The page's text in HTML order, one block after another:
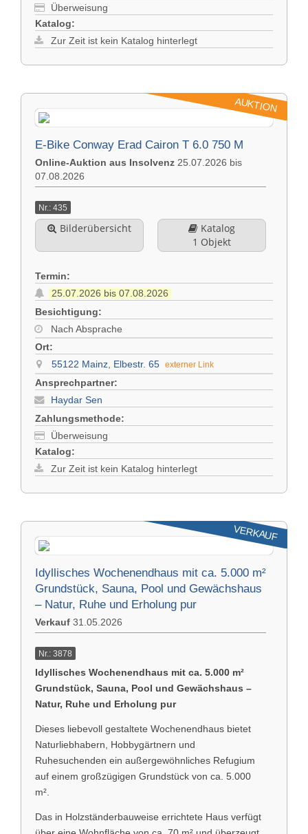
Überweisung
Katalog:
Zur Zeit ist kein Katalog hinterlegt
AUKTION
E-Bike Conway Erad Cairon T 6.0 750 M
Online-Auktion aus Insolvenz 25.07.2026 bis
07.08.2026
Nr.: 435
Bilderübersicht
Katalog
1 Objekt
Termin:
25.07.2026 bis 07.08.2026
Besichtigung:
Nach Absprache
Ort:
55122 Mainz, Elbestr. 65
externer Link
Ansprechpartner:
Haydar Sen
Zahlungsmethode:
Überweisung
Katalog:
Zur Zeit ist kein Katalog hinterlegt
VERKAUF
Idyllisches Wochenendhaus mit ca. 5.000 m²
Grundstück, Sauna, Pool und Gewächshaus
– Natur, Ruhe und Erholung pur
Verkauf 31.05.2026
Nr.: 3878
Idyllisches Wochenendhaus mit ca. 5.000 m²
Grundstück, Sauna, Pool und Gewächshaus –
Natur, Ruhe und Erholung pur
Dieses liebevoll gestaltete Wochenendhaus bietet
Naturliebhabern, Hobbygärtnern und
Ruhesuchenden ein außergewöhnliches Refugium
auf einem großzügigen Grundstück von ca. 5.000
m².
Das in Holzständerbauweise errichtete Haus verfügt